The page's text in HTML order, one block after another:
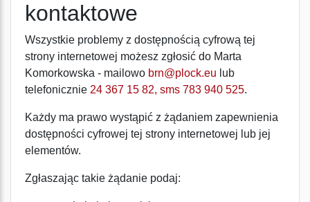
kontaktowe
Wszystkie problemy z dostępnością cyfrową tej
strony internetowej możesz zgłosić do Marta
Komorkowska - mailowo brn@plock.eu lub
telefonicznie 24 367 15 82, sms 783 940 525.
Każdy ma prawo wystąpić z żądaniem zapewnienia
dostępności cyfrowej tej strony internetowej lub jej
elementów.
Zgłaszając takie żądanie podaj: